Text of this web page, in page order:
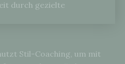
Stil-Coaching, um mit